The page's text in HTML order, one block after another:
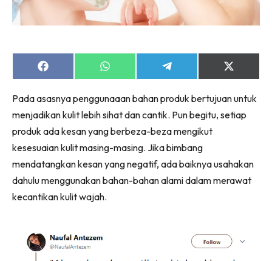
Share
on
Share
on
Share
on
Share
on
(Twitter)
Pada asasnya penggunaaan bahan produk bertujuan untuk
menjadikan kulit lebih sihat dan cantik. Pun begitu, setiap
produk ada kesan yang berbeza-beza mengikut
kesesuaian kulit masing-masing. Jika bimbang
mendatangkan kesan yang negatif, ada baiknya usahakan
dahulu menggunakan bahan-bahan alami dalam merawat
kecantikan kulit wajah.